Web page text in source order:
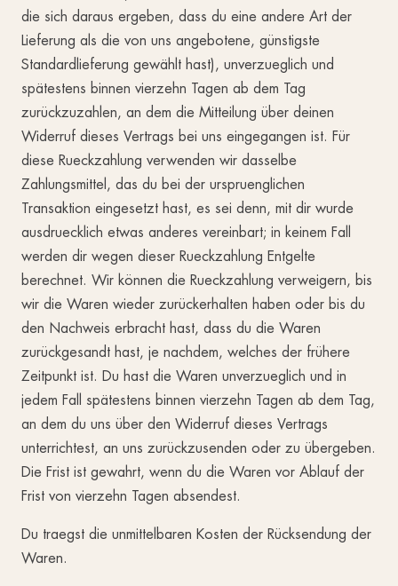
die sich daraus ergeben, dass du eine andere Art der
Lieferung als die von uns angebotene, günstigste
Standardlieferung gewählt hast), unverzueglich und
spätestens binnen vierzehn Tagen ab dem Tag
zurückzuzahlen, an dem die Mitteilung über deinen
Widerruf dieses Vertrags bei uns eingegangen ist. Für
diese Rueckzahlung verwenden wir dasselbe
Zahlungsmittel, das du bei der urspruenglichen
Transaktion eingesetzt hast, es sei denn, mit dir wurde
ausdruecklich etwas anderes vereinbart; in keinem Fall
werden dir wegen dieser Rueckzahlung Entgelte
berechnet. Wir können die Rueckzahlung verweigern, bis
wir die Waren wieder zurückerhalten haben oder bis du
den Nachweis erbracht hast, dass du die Waren
zurückgesandt hast, je nachdem, welches der frühere
Zeitpunkt ist. Du hast die Waren unverzueglich und in
jedem Fall spätestens binnen vierzehn Tagen ab dem Tag,
an dem du uns über den Widerruf dieses Vertrags
unterrichtest, an uns zurückzusenden oder zu übergeben.
Die Frist ist gewahrt, wenn du die Waren vor Ablauf der
Frist von vierzehn Tagen absendest.
Du traegst die unmittelbaren Kosten der Rücksendung der
Waren.